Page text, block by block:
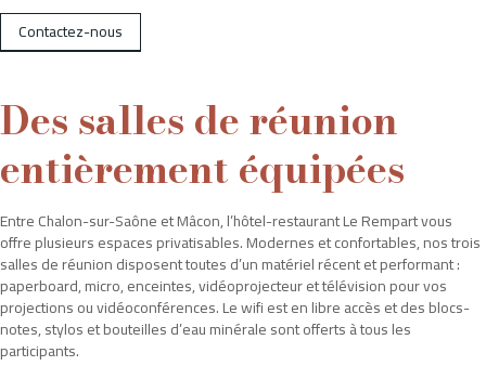
La brasserie
Événements privés ou professionels
Nos offres
La région
Offres d'emploi
Contact
Contactez-nous
Des salles de réunion
entièrement équipées
Entre Chalon-sur-Saône et Mâcon, l’hôtel-restaurant Le Rempart vous
offre plusieurs espaces privatisables. Modernes et confortables, nos trois
salles de réunion disposent toutes d’un matériel récent et performant :
paperboard, micro, enceintes, vidéoprojecteur et télévision pour vos
projections ou vidéoconférences. Le wifi est en libre accès et des blocs-
notes, stylos et bouteilles d’eau minérale sont offerts à tous les
participants.